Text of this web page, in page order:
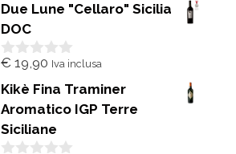
u
5
Due Lune "Cellaro" Sicilia
DOC
0
u
5
€ 19,90 Iva inclusa
Kikè Fina Traminer
Aromatico IGP Terre
Siciliane